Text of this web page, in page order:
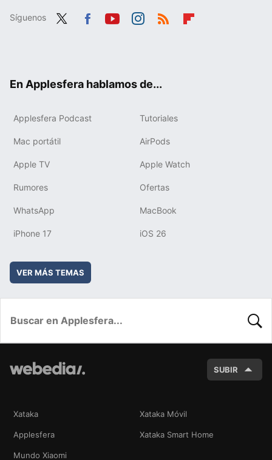
Síguenos
En Applesfera hablamos de...
Applesfera Podcast Tutoriales
Mac portátil AirPods
Apple TV Apple Watch
Rumores Ofertas
WhatsApp MacBook
iPhone 17 iOS 26
VER MÁS TEMAS
SUBIR
Xataka Xataka Móvil
Applesfera Xataka Smart Home
Mundo Xiaomi